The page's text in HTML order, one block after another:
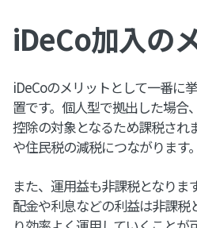
iDeCo加入の
iDeCoのメリットとして一番に
置です。個人型で拠出した場合
控除の対象となるため課税され
や住民税の減税につながります。
また、運用益も非課税となりま
配金や利息などの利益は非課税